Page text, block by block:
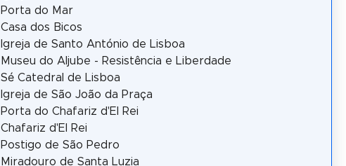
Porta do Mar
Casa dos Bicos
Igreja de Santo António de Lisboa
Museu do Aljube - Resistência e Liberdade
Sé Catedral de Lisboa
Igreja de São João da Praça
Porta do Chafariz d'El Rei
Chafariz d'El Rei
Postigo de São Pedro
Miradouro de Santa Luzia